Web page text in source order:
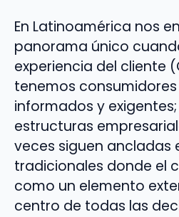
En Latinoamérica nos
panorama único
experiencia del cliente
tenemos
informados y
estructuras
veces siguen ancladas
tradicionales donde el
como un elemento
centro de todas las